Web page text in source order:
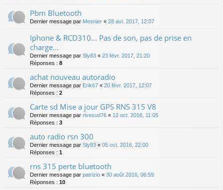
Pbm Bluetooth
Dernier message par Mesnier « 28 avr. 2017, 12:07
Iphone & RCD310... Pas de son, pas de prise en
charge...
Dernier message par Sly83 « 23 févr. 2017, 21:20
Réponses : 8
achat nouveau autoradio
Dernier message par Erik67 « 20 févr. 2017, 12:07
Réponses : 2
Carte sd Mise a jour GPS RNS 315 V8
Dernier message par rivesud76 « 12 oct. 2016, 11:05
Réponses : 3
auto radio rsn 300
Dernier message par Sly83 « 05 oct. 2016, 22:00
Réponses : 1
rns 315 perte bluetooth
Dernier message par patrizio « 30 août 2016, 06:59
Réponses : 10